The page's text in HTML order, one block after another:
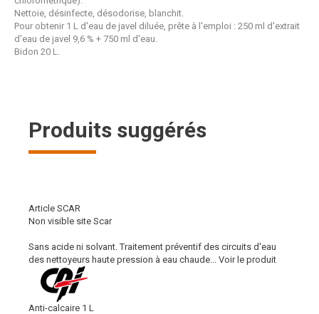
Nettoie, désinfecte, désodorise, blanchit.
Pour obtenir 1 L d'eau de javel diluée, prête à l'emploi : 250 ml d'extrait
d'eau de javel 9,6 % + 750 ml d'eau.
Bidon 20 L.
Produits suggérés
Article SCAR
Non visible site Scar
Sans acide ni solvant. Traitement préventif des circuits d'eau
des nettoyeurs haute pression à eau chaude...
Voir le produit
Anti-calcaire 1 L